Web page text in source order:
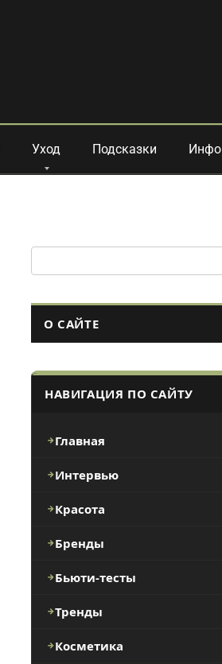
Уход Подсказки Инфо
О САЙТЕ
НАВИГАЦИЯ ПО САЙТУ
Главная
Интервью
Красота
Бренды
Бьюти-тесты
Тренды
Косметика